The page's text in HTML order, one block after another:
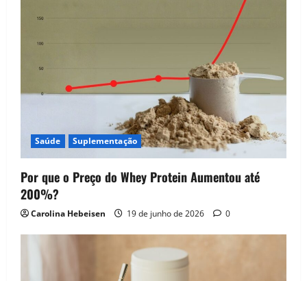
Saúde Suplementação
Por que o Preço do Whey Protein Aumentou até
200%?
Carolina Hebeisen 19 de junho de 2026 0